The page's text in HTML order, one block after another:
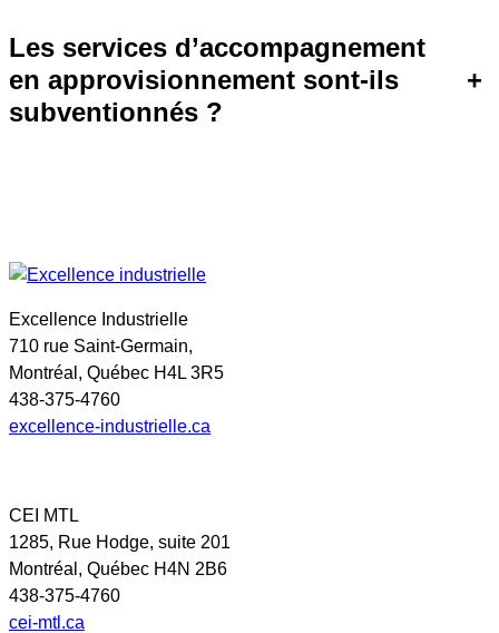
Les services d’accompagnement
en approvisionnement sont-ils
subventionnés ?
+
Excellence Industrielle
710 rue Saint-Germain,
Montréal, Québec H4L 3R5
438-375-4760
excellence-industrielle.ca
CEI MTL
1285, Rue Hodge, suite 201
Montréal, Québec H4N 2B6
438-375-4760
cei-mtl.ca